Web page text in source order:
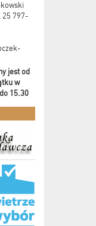
797-
jest od
w
15.30